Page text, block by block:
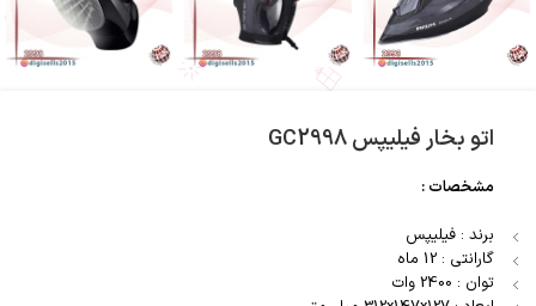
اتو بخار فیلیپس GC2998
مشخصات :
برند : فیلیپس
گارانتی : 12 ماه
توان : 2400 وات